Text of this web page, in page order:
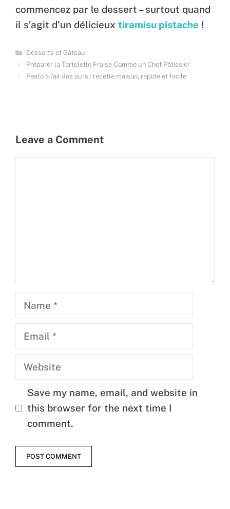
commencez par le dessert – surtout quand
il s’agit d’un délicieux tiramisu pistache !
Categories
Desserts et Gâteau
Préparer la Tartelette Fraise Comme un Chef Pâtissier
Pesto à l’ail des ours : recette maison, rapide et facile
Leave a Comment
Name
Email
Website
Save my name, email, and website in
this browser for the next time I
comment.